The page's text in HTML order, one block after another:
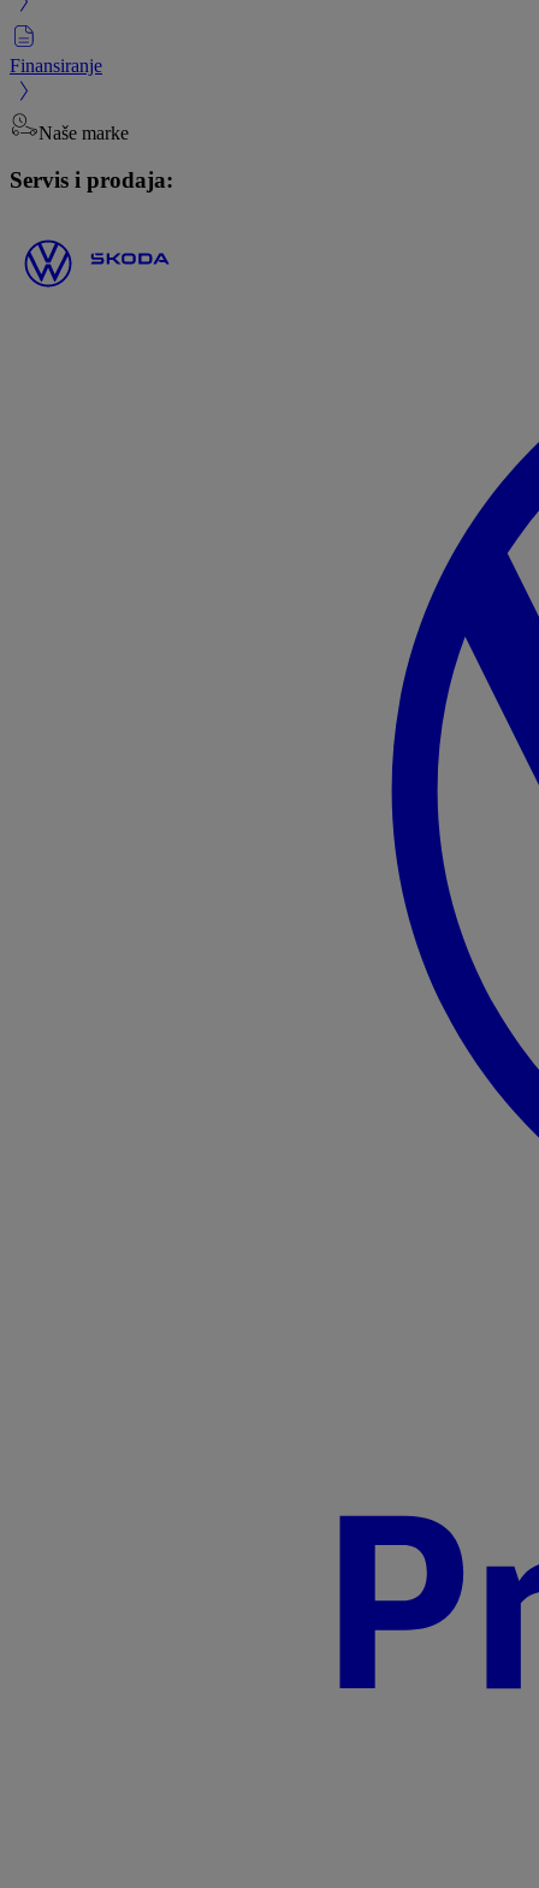
Finansiranje
Naše marke
Servis i prodaja: